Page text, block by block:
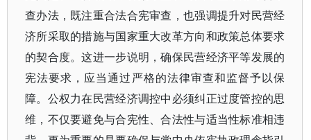
查办法，既注重合法合宪审查，也强调提升对民营经
济所采取的措施与国家重大改革方向和政策总体要求
的契合度。这进一步说明，确保民营经济平等发展的
宪法要求，应当通过严格的法律审查和监督予以保
障。公权力在民营经济调控中必须纠正过度管控的思
维，不仅要避免与合宪性、合法性与适当性标准相违